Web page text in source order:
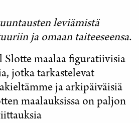
leviämistä
ja omaan taiteeseensa.
Slotte maalaa figuratiivisia
jotka tarkastelevat
ja arkipäiväisiä
maalauksissa on paljon